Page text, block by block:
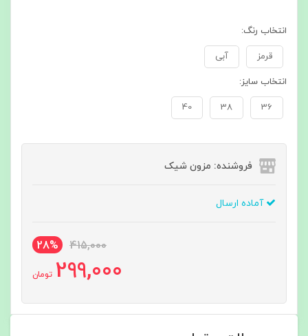
انتخاب رنگ:
قرمز آبی
انتخاب سایز:
36
38
40
فروشنده: مزون شیک
آماده ارسال
415,000
28%
299,000 تومان